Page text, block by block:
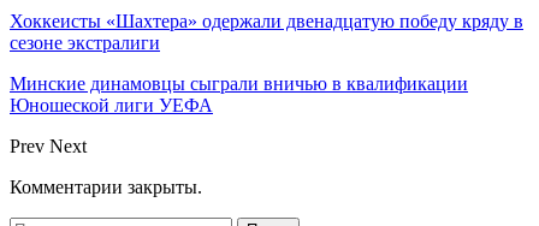
Хоккеисты «Шахтера» одержали двенадцатую победу кряду в
сезоне экстралиги
Минские динамовцы сыграли вничью в квалификации
Юношеской лиги УЕФА
Prev Next
Комментарии закрыты.